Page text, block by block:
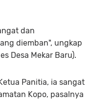
dan
diemban", ungkap
Desa Mekar Baru).
Panitia, ia sangat
Kopo, pasalnya